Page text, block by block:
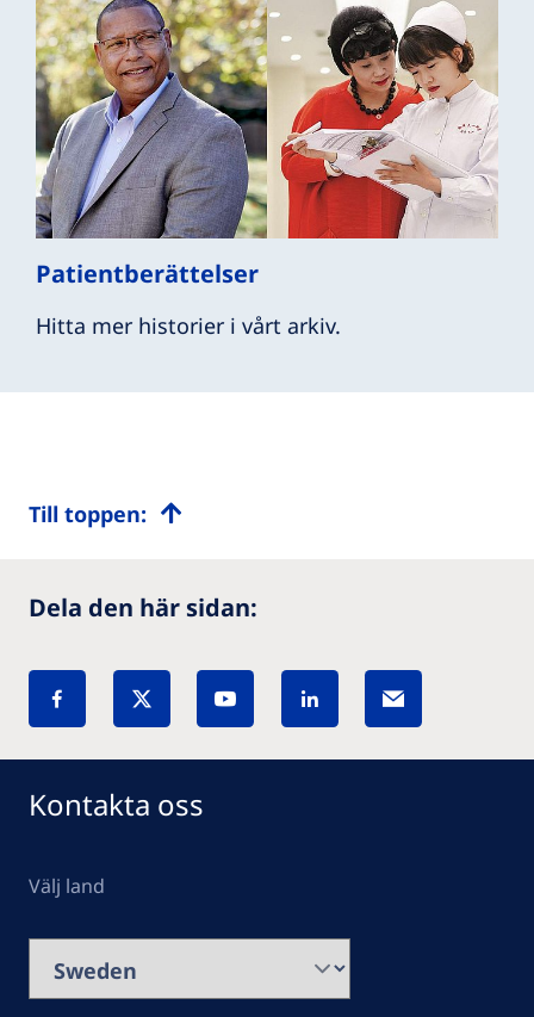
Patientberättelser
Hitta mer historier i vårt arkiv.
Till toppen:
Dela den här sidan:
Kontakta oss
Välj land